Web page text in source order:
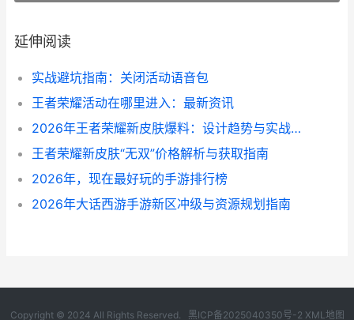
延伸阅读
实战避坑指南：关闭活动语音包
王者荣耀活动在哪里进入：最新资讯
2026年王者荣耀新皮肤爆料：设计趋势与实战影响前瞻
王者荣耀新皮肤“无双”价格解析与获取指南
2026年，现在最好玩的手游排行榜
2026年大话西游手游新区冲级与资源规划指南
Copyright © 2024 All Rights Reserved. 黑ICP备2025040350号-2 XML地图